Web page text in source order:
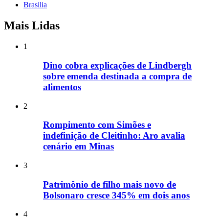
Brasilia
Mais Lidas
1
Dino cobra explicações de Lindbergh
sobre emenda destinada a compra de
alimentos
2
Rompimento com Simões e
indefinição de Cleitinho: Aro avalia
cenário em Minas
3
Patrimônio de filho mais novo de
Bolsonaro cresce 345% em dois anos
4